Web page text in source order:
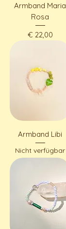
Armband Maria
Rosa
Preis
€ 22,00
Armband Libi
Nicht verfügbar